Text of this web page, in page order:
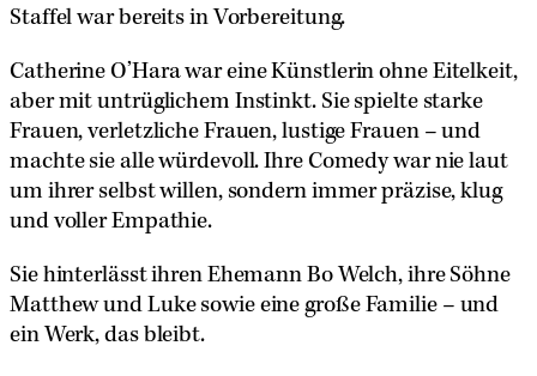
Staffel war bereits in Vorbereitung.
Catherine O’Hara war eine Künstlerin ohne Eitelkeit,
aber mit untrüglichem Instinkt. Sie spielte starke
Frauen, verletzliche Frauen, lustige Frauen – und
machte sie alle würdevoll. Ihre Comedy war nie laut
um ihrer selbst willen, sondern immer präzise, klug
und voller Empathie.
Sie hinterlässt ihren Ehemann Bo Welch, ihre Söhne
Matthew und Luke sowie eine große Familie – und
ein Werk, das bleibt.